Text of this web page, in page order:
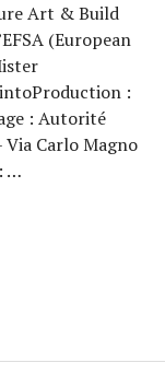
Art & Build
(European
:
: Autorité
Via Carlo Magno
…
05) : Art & Build /